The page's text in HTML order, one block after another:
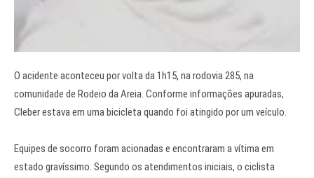
O acidente aconteceu por volta da 1h15, na rodovia 285, na
comunidade de Rodeio da Areia. Conforme informações apuradas,
Cleber estava em uma bicicleta quando foi atingido por um veículo.
Equipes de socorro foram acionadas e encontraram a vítima em
estado gravíssimo. Segundo os atendimentos iniciais, o ciclista